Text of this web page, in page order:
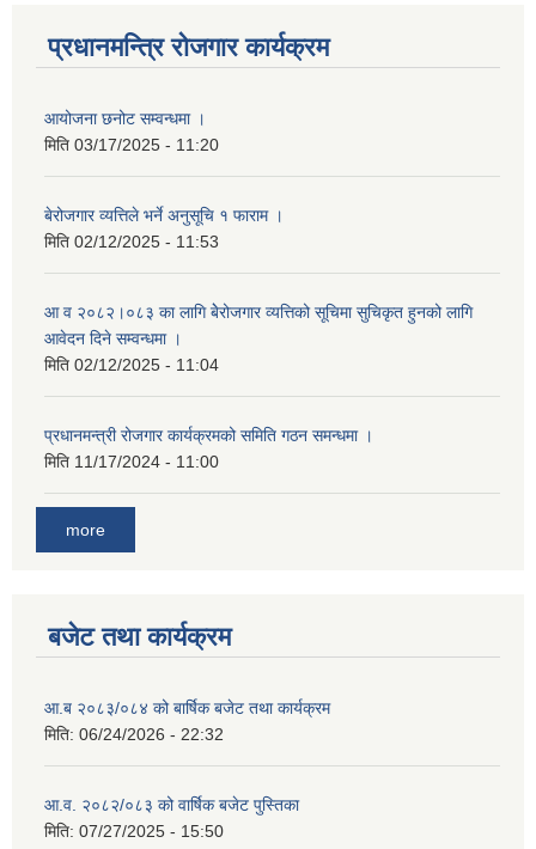
प्रधानमन्त्रि रोजगार कार्यक्रम
आयोजना छनोट सम्वन्धमा ।
मिति 03/17/2025 - 11:20
बेरोजगार व्यत्तिले भर्ने अनुसूचि १ फाराम ।
मिति 02/12/2025 - 11:53
आ व २०८२।०८३ का लागि बेेरोजगार व्यत्तिको सूचिमा सुचिकृत हुनको लागि
आवेदन दिने सम्वन्धमा ।
मिति 02/12/2025 - 11:04
प्रधानमन्त्री रोजगार कार्यक्रमको समिति गठन समन्धमा ।
मिति 11/17/2024 - 11:00
more
बजेट तथा कार्यक्रम
आ.ब २०८३/०८४ को बार्षिक बजेट तथा कार्यक्रम
मिति: 06/24/2026 - 22:32
आ.व. २०८२/०८३ को वार्षिक बजेट पुस्तिका
मिति: 07/27/2025 - 15:50